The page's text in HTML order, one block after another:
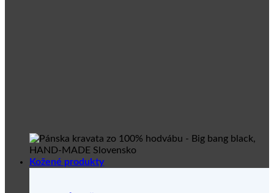
Kožené produkty